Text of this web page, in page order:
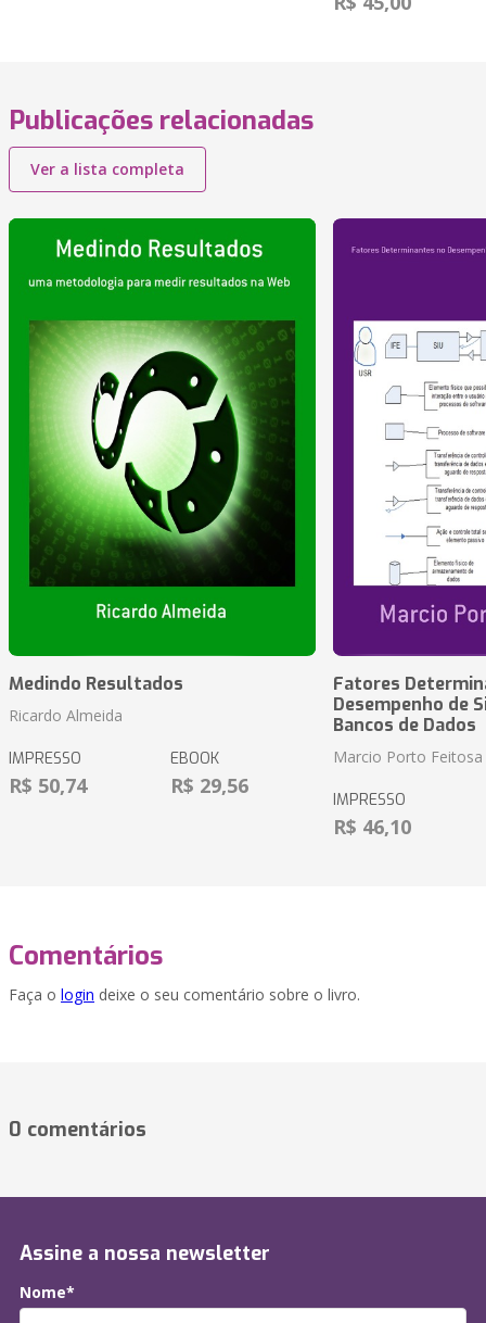
Publicações relacionadas
Ver a lista completa
Medindo Resultados
Ricardo Almeida
IMPRESSO
R$ 50,74
EBOOK
R$ 29,56
Fatores
Desempenho de
Bancos de Dados
Marcio Porto Feitosa
IMPRESSO
R$ 46,10
Comentários
Faça o login deixe o seu comentário sobre o livro.
0 comentários
Assine a nossa newsletter
Nome*